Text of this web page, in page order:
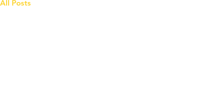
All Posts